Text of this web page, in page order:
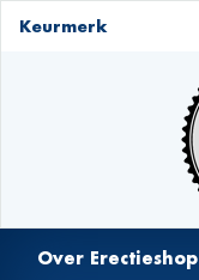
Keurmerk
Over Erectieshop